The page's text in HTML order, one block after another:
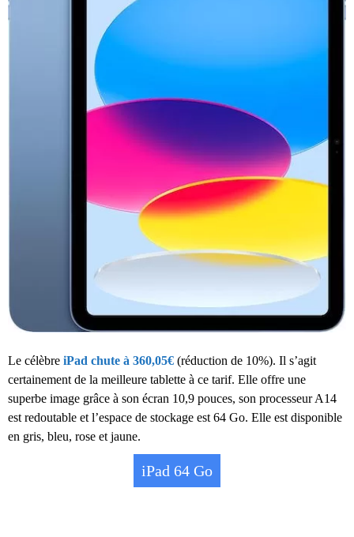
Le célèbre iPad chute à 360,05€ (réduction de 10%). Il s’agit
certainement de la meilleure tablette à ce tarif. Elle offre une
superbe image grâce à son écran 10,9 pouces, son processeur A14
est redoutable et l’espace de stockage est 64 Go. Elle est disponible
en gris, bleu, rose et jaune.
iPad 64 Go